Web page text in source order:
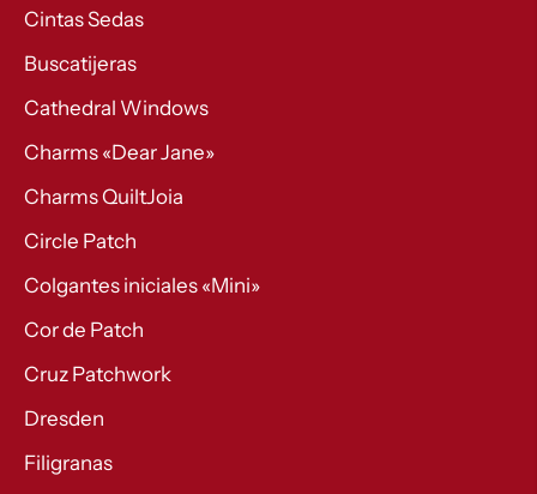
Cintas Sedas
Buscatijeras
Cathedral Windows
Charms «Dear Jane»
Charms QuiltJoia
Circle Patch
Colgantes iniciales «Mini»
Cor de Patch
Cruz Patchwork
Dresden
Filigranas